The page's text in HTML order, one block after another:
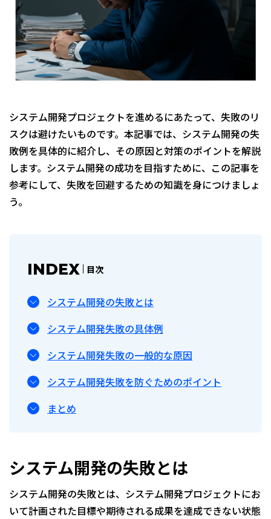
システム開発プロジェクトを進めるにあたって、失敗のリ
スクは避けたいものです。本記事では、システム開発の失
敗例を具体的に紹介し、その原因と対策のポイントを解説
します。システム開発の成功を目指すために、この記事を
参考にして、失敗を回避するための知識を身につけましょ
う。
INDEX 目次
システム開発の失敗とは
システム開発失敗の具体例
システム開発失敗の一般的な原因
システム開発失敗を防ぐためのポイント
まとめ
システム開発の失敗とは
システム開発の失敗とは、システム開発プロジェクトにお
いて計画された目標や期待される成果を達成できない状態